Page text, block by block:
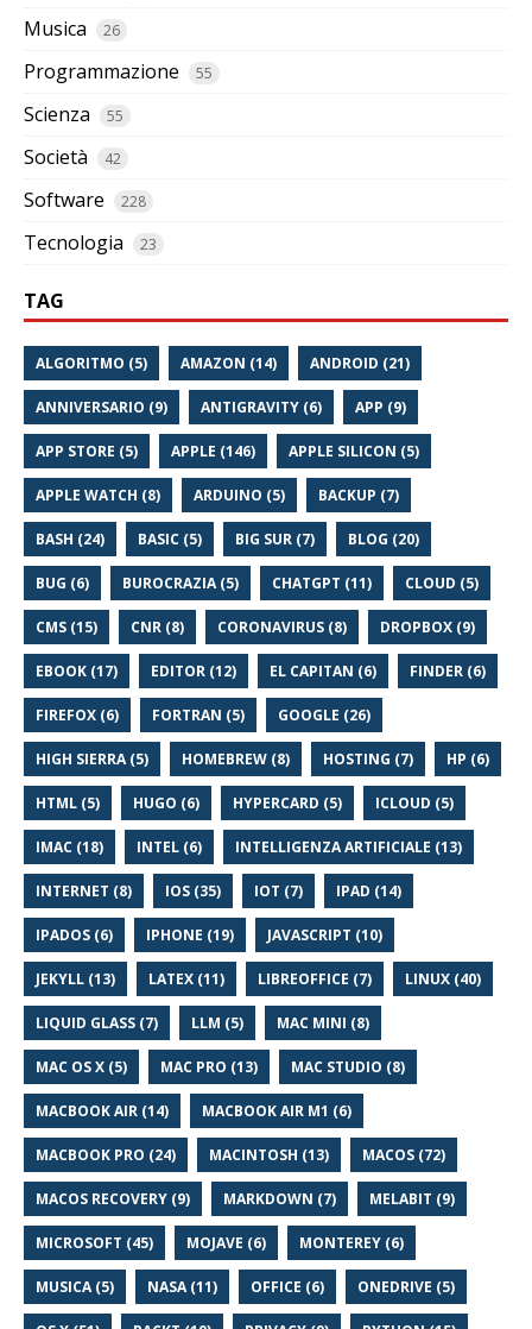
Musica 26
Programmazione 55
Scienza 55
Società 42
Software 228
Tecnologia 23
TAG
ALGORITMO (5) AMAZON (14) ANDROID (21)
ANNIVERSARIO (9) ANTIGRAVITY (6) APP (9)
APP STORE (5) APPLE (146) APPLE SILICON (5)
APPLE WATCH (8) ARDUINO (5) BACKUP (7)
BASH (24) BASIC (5) BIG SUR (7) BLOG (20)
BUG (6) BUROCRAZIA (5) CHATGPT (11) CLOUD (5)
CMS (15) CNR (8) CORONAVIRUS (8) DROPBOX (9)
EBOOK (17) EDITOR (12) EL CAPITAN (6) FINDER (6)
FIREFOX (6) FORTRAN (5) GOOGLE (26)
HIGH SIERRA (5) HOMEBREW (8) HOSTING (7) HP (6)
HTML (5) HUGO (6) HYPERCARD (5) ICLOUD (5)
IMAC (18) INTEL (6) INTELLIGENZA ARTIFICIALE (13)
INTERNET (8) IOS (35) IOT (7) IPAD (14)
IPADOS (6) IPHONE (19) JAVASCRIPT (10)
JEKYLL (13) LATEX (11) LIBREOFFICE (7) LINUX (40)
LIQUID GLASS (7) LLM (5) MAC MINI (8)
MAC OS X (5) MAC PRO (13) MAC STUDIO (8)
MACBOOK AIR (14) MACBOOK AIR M1 (6)
MACBOOK PRO (24) MACINTOSH (13) MACOS (72)
MACOS RECOVERY (9) MARKDOWN (7) MELABIT (9)
MICROSOFT (45) MOJAVE (6) MONTEREY (6)
MUSICA (5) NASA (11) OFFICE (6) ONEDRIVE (5)